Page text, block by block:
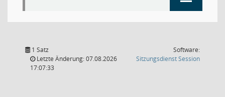
1 Satz
Letzte Änderung: 07.08.2026
17:07:33
Software:
SitzungsdienstSession(Wird in